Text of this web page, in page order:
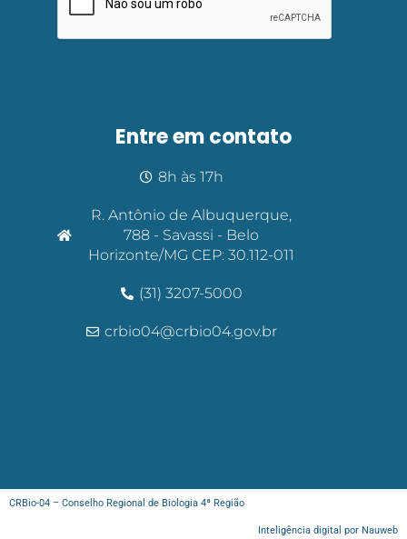
Entre em contato
8h às 17h
R. Antônio de Albuquerque,
788 - Savassi - Belo
Horizonte/MG CEP: 30.112-011
(31) 3207-5000
crbio04@crbio04.gov.br
CRBio-04 – Conselho Regional de Biologia 4ª Região
Inteligência digital por Nauweb